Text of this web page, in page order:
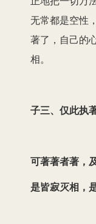
无常都是空性
著了，自己的
相。
子三、仅此执
可著著者著，
是皆寂灭相，